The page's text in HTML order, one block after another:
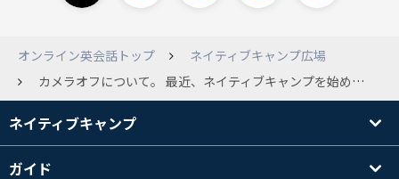
オンライン英会話トップ
ネイティブキャンプ広場
カメラオフについて。 最近、ネイティブキャンプを始めたものです。 オンラインの英会話は、家に居ながらにして受けられる、どんな格好でも受けられるのが良いところと思って始めました、数回受けたところです。 私は朝受けていて、メイクもしてなく、髪もボサボサでカメラオフで受けておりましたが、ある講師は「カメラはオフ？」と聞かれたので「申し訳ありません、メイクしてないので今日はオフで」と言ったら、講師のカメラもオフにされました。 今まで、カメラ無しで数回うけてしまいましたが、こちらのカメラオフは講師に対して失礼にあたるのでしょうか？ ちょっと心配になってしまいました。 皆さんは、やむ負えない時のみ、カメラオフにされているのでしょうか？
ネイティブキャンプ
ガイド